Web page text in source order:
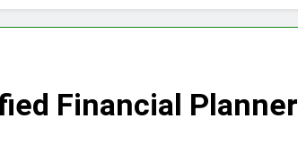
Financial Planner